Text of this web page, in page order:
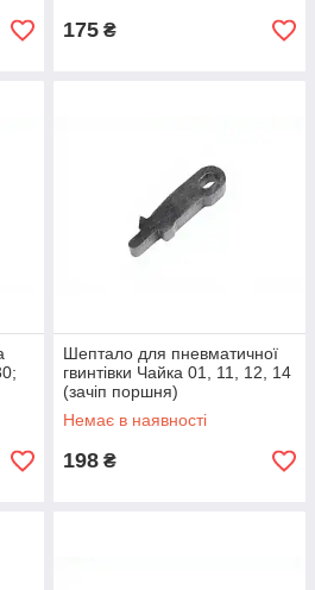
175 ₴
Шептало для пневматичної
гвинтівки Чайка 01, 11, 12, 14
(зачіп поршня)
Немає в наявності
198 ₴